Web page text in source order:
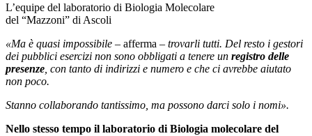
L’equipe del laboratorio di Biologia Molecolare
del “Mazzoni” di Ascoli
«Ma è quasi impossibile – afferma – trovarli tutti. Del resto i gestori
dei pubblici esercizi non sono obbligati a tenere un registro delle
presenze , con tanto di indirizzi e numero e che ci avrebbe aiutato
non poco.
Stanno collaborando tantissimo, ma possono darci solo i nomi».
Nello stesso tempo il laboratorio di Biologia molecolare del